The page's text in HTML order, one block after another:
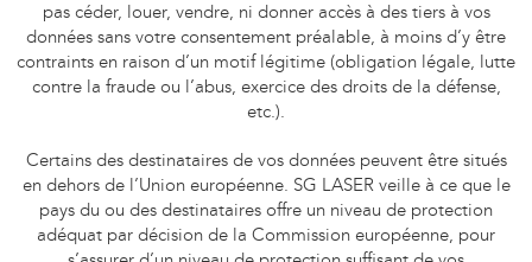
pas céder, louer, vendre, ni donner accès à des tiers à vos
données sans votre consentement préalable, à moins d’y être
contraints en raison d’un motif légitime (obligation légale, lutte
contre la fraude ou l’abus, exercice des droits de la défense,
etc.).
Certains des destinataires de vos données peuvent être situés
en dehors de l’Union européenne. SG LASER veille à ce que le
pays du ou des destinataires offre un niveau de protection
adéquat par décision de la Commission européenne, pour